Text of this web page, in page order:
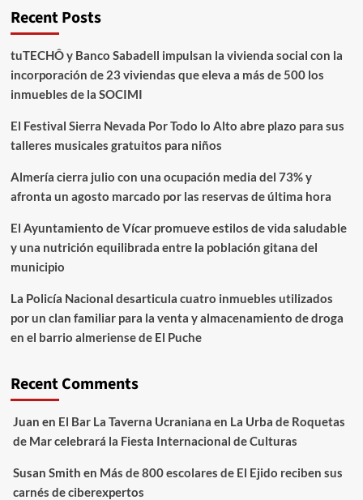
Recent Posts
tuTECHÔ y Banco Sabadell impulsan la vivienda social con la
incorporación de 23 viviendas que eleva a más de 500 los
inmuebles de la SOCIMI
El Festival Sierra Nevada Por Todo lo Alto abre plazo para sus
talleres musicales gratuitos para niños
Almería cierra julio con una ocupación media del 73% y
afronta un agosto marcado por las reservas de última hora
El Ayuntamiento de Vícar promueve estilos de vida saludable
y una nutrición equilibrada entre la población gitana del
municipio
La Policía Nacional desarticula cuatro inmuebles utilizados
por un clan familiar para la venta y almacenamiento de droga
en el barrio almeriense de El Puche
Recent Comments
Juan en El Bar La Taverna Ucraniana en La Urba de Roquetas
de Mar celebrará la Fiesta Internacional de Culturas
Susan Smith en Más de 800 escolares de El Ejido reciben sus
carnés de ciberexpertos